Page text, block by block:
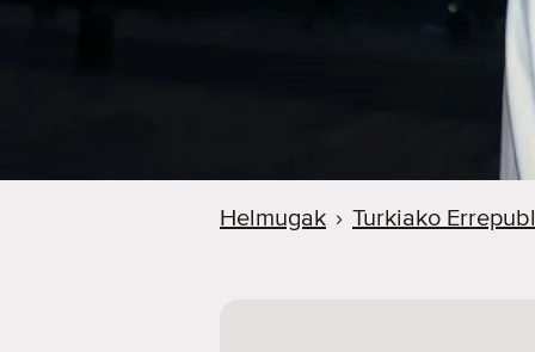
Helmugak › Turkiako